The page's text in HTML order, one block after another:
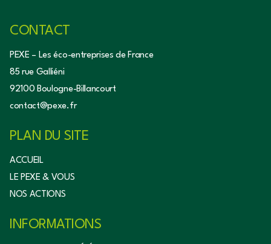
CONTACT
PEXE – Les éco-entreprises de France
85 rue Galliéni
92100 Boulogne-Billancourt
contact@pexe.fr
PLAN DU SITE
ACCUEIL
LE PEXE & VOUS
NOS ACTIONS
INFORMATIONS